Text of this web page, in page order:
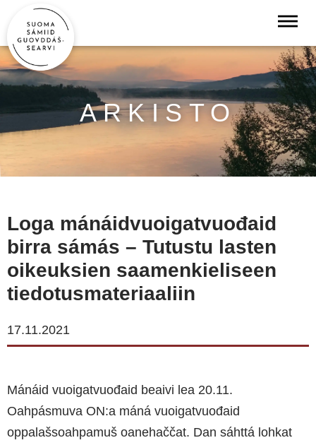
ARKISTO
Loga mánáidvuoigatvuođaid
birra sámás – Tutustu lasten
oikeuksien saamenkieliseen
tiedotusmateriaaliin
17.11.2021
Mánáid vuoigatvuođaid beaivi lea 20.11.
Oahpásmuva ON:a máná vuoigatvuođaid
oppalašsoahpamuš oanehaččat. Dan sáhttá lohkat